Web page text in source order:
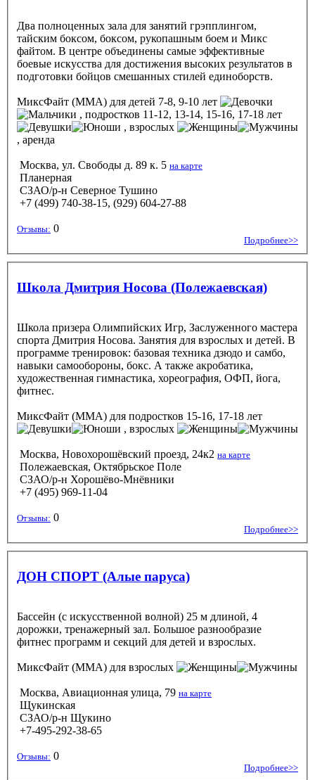
Два полноценных зала для занятий грэпплингом,
тайским боксом, боксом, рукопашным боем и Микс
файтом. В центре объединены самые эффективные
боевые искусства для достижения высоких результатов в
подготовки бойцов смешанных стилей единоборств.
МиксФайт (ММА) для детей 7-8, 9-10 лет
, подростков 11-12, 13-14, 15-16, 17-18 лет
, взрослых
, аренда
Москва, ул. Свободы д. 89 к. 5 на карте
Планерная
СЗАО/р-н Северное Тушино
+7 (499) 740-38-15, (929) 604-27-88
Отзывы: 0
Подробнее>>
Школа Дмитрия Носова (Полежаевская)
Школа призера Олимпийских Игр, Заслуженного мастера
спорта Дмитрия Носова. Занятия для взрослых и детей. В
программе тренировок: базовая техника дзюдо и самбо,
навыки самообороны, бокс. А также акробатика,
художественная гимнастика, хореография, ОФП, йога,
фитнес.
МиксФайт (ММА) для подростков 15-16, 17-18 лет
, взрослых
Москва, Новохорошёвский проезд, 24к2 на карте
Полежаевская, Октябрьское Поле
СЗАО/р-н Хорошёво-Мнёвники
+7 (495) 969-11-04
Отзывы: 0
Подробнее>>
ДОН СПОРТ (Алые паруса)
Бассейн (с искусственной волной) 25 м длиной, 4
дорожки, тренажерный зал. Большое разнообразие
фитнес программ и секций для детей и взрослых.
МиксФайт (ММА) для взрослых
Москва, Авиационная улица, 79 на карте
Щукинская
СЗАО/р-н Щукино
+7-495-292-38-65
Отзывы: 0
Подробнее>>